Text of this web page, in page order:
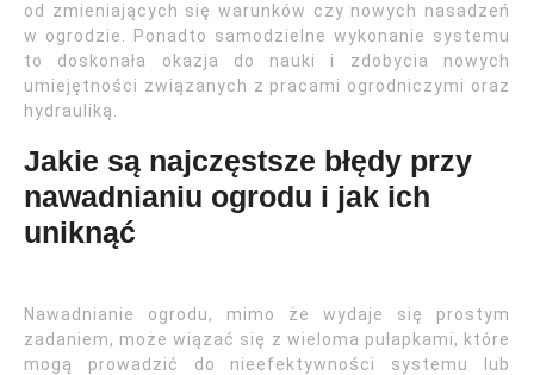
od zmieniających się warunków czy nowych nasadzeń
w ogrodzie. Ponadto samodzielne wykonanie systemu
to doskonała okazja do nauki i zdobycia nowych
umiejętności związanych z pracami ogrodniczymi oraz
hydrauliką.
Jakie są najczęstsze błędy przy
nawadnianiu ogrodu i jak ich
uniknąć
Nawadnianie ogrodu, mimo że wydaje się prostym
zadaniem, może wiązać się z wieloma pułapkami, które
mogą prowadzić do nieefektywności systemu lub